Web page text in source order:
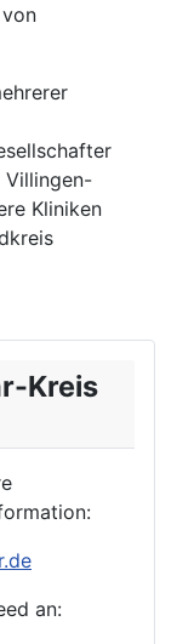
Villingen-
Kliniken
Kreis
an: